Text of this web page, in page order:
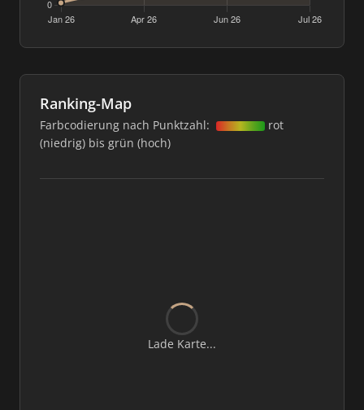
Ranking-Map
Farbcodierung nach Punktzahl:
rot
(niedrig) bis grün (hoch)
Lade Karte...